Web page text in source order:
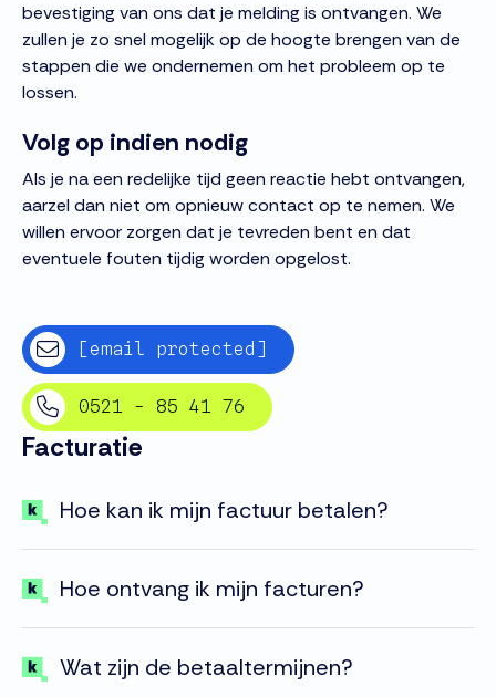
bevestiging van ons dat je melding is ontvangen. We
zullen je zo snel mogelijk op de hoogte brengen van de
stappen die we ondernemen om het probleem op te
lossen.
Volg op indien nodig
Als je na een redelijke tijd geen reactie hebt ontvangen,
aarzel dan niet om opnieuw contact op te nemen. We
willen ervoor zorgen dat je tevreden bent en dat
eventuele fouten tijdig worden opgelost.
[email protected]
0521 - 85 41 76
Facturatie
Hoe kan ik mijn factuur betalen?
Hoe ontvang ik mijn facturen?
Wat zijn de betaaltermijnen?